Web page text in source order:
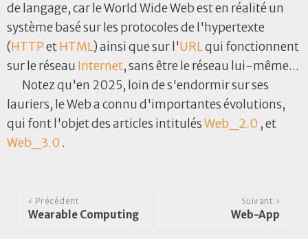
de langage, car le World Wide Web est en réalité un
système basé sur les protocoles de l'hypertexte
(HTTPetHTML) ainsi que sur l'URLqui fonctionnent
sur le réseau Internet, sans être le réseau lui-même...
Notez qu'en 2025, loin de s'endormir sur ses
lauriers, le Web a connu d'importantes évolutions,
qui font l'objet des articles intitulésWeb_2.0 , et
Web_3.0 .
‹ Précédent
Wearable Computing
Suivant ›
Web-App